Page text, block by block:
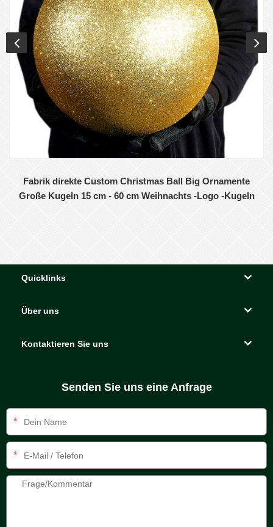
Fabrik direkte Custom Christmas Ball Big Ornamente
Große Kugeln 15 cm - 60 cm Weihnachts -Logo -Kugeln
Quicklinks
Über uns
Kontaktieren Sie uns
Senden Sie uns eine Anfrage
*
*